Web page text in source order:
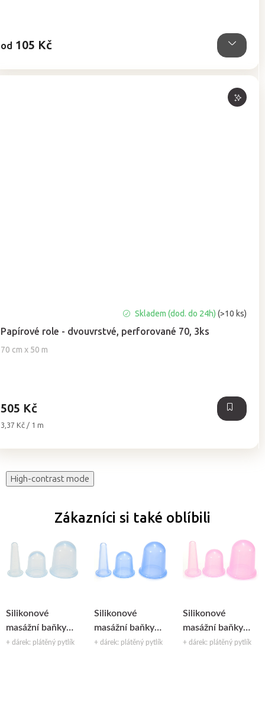
od 105 Kč
Papírové role - dvouvrstvé, perforované 70, 3ks
70 cm x 50 m
hodnocení
produktu
je
Skladem (dod. do 24h)(>10 ks)
505 Kč
Měrná
3,37 Kč / 1 m
High-contrast mode
Zákazníci si také oblíbili
Silikonové
masážní baňky
Fabulo sada -
+ dárek: plátěný pytlík
Silikonové
masážní baňky
Fabulo sada -
+ dárek: plátěný pytlík
Silikonové
masážní baňky
Fabulo sada -
+ dárek: plátěný pytlík